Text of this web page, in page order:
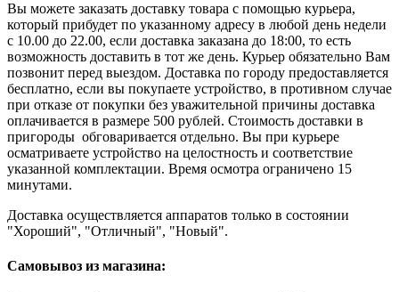
Вы можете заказать доставку товара с помощью курьера,
который прибудет по указанному адресу в любой день недели
с 10.00 до 22.00, если доставка заказана до 18:00, то есть
возможность доставить в тот же день. Курьер обязательно Вам
позвонит перед выездом. Доставка по городу предоставляется
бесплатно, если вы покупаете устройство, в противном случае
при отказе от покупки без уважительной причины доставка
оплачивается в размере 500 рублей. Стоимость доставки в
пригороды обговаривается отдельно. Вы при курьере
осматриваете устройство на целостность и соответствие
указанной комплектации. Время осмотра ограничено 15
минутами.
Доставка осуществляется аппаратов только в состоянии
"Хороший", "Отличный", "Новый".
Самовывоз из магазина: